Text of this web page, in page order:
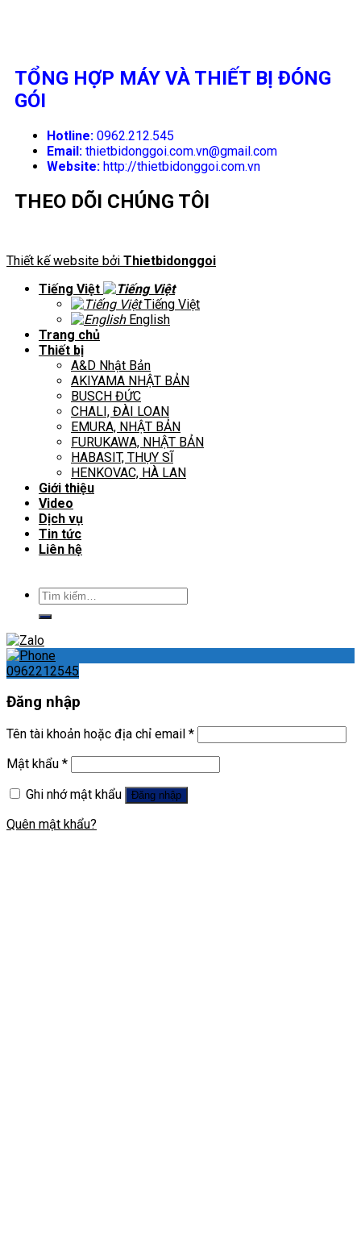
TỔNG HỢP MÁY VÀ THIẾT BỊ ĐÓNG
GÓI
Hotline: 0962.212.545
Email: thietbidonggoi.com.vn@gmail.com
Website: http://thietbidonggoi.com.vn
THEO DÕI CHÚNG TÔI
Thiết kế website bởi Thietbidonggoi
Tiếng Việt
Tiếng Việt
English
Trang chủ
Thiết bị
A&D Nhật Bản
AKIYAMA NHẬT BẢN
BUSCH ĐỨC
CHALI, ĐÀI LOAN
EMURA, NHẬT BẢN
FURUKAWA, NHẬT BẢN
HABASIT, THỤY SĨ
HENKOVAC, HÀ LAN
Giới thiệu
Video
Dịch vụ
Tin tức
Liên hệ
Tìm
kiếm:
0962212545
Đăng nhập
Tên tài khoản hoặc địa chỉ email *
Mật khẩu *
Ghi nhớ mật khẩu
Đăng nhập
Quên mật khẩu?